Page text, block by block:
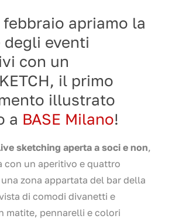
febbraio apriamo la
eventi
con un
il primo
illustrato
a BASE Milano!
sketching aperta a soci e non,
con un aperitivo e quattro
zona appartata del bar della
di comodi divanetti e
matite, pennarelli e colori